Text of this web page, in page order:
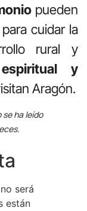
pueden
cuidar la
rural y
y
Aragón.
ha leído
será
están